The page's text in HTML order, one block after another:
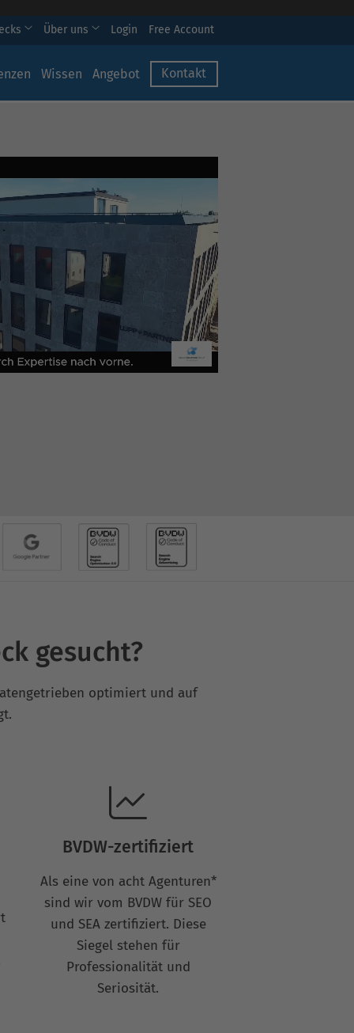
Über uns Login Free Account
Wissen Angebot Kontakt
gesucht?
optimiert und auf
BVDW-zertifiziert
Als eine von acht Agenturen*
sind wir vom BVDW für SEO
und SEA zertifiziert. Diese
Siegel stehen für
Professionalität und
Seriosität.